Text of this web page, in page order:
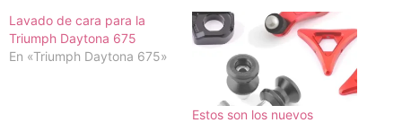
Lavado de cara para la
Triumph Daytona 675
En «Triumph Daytona 675»
Estos son los nuevos